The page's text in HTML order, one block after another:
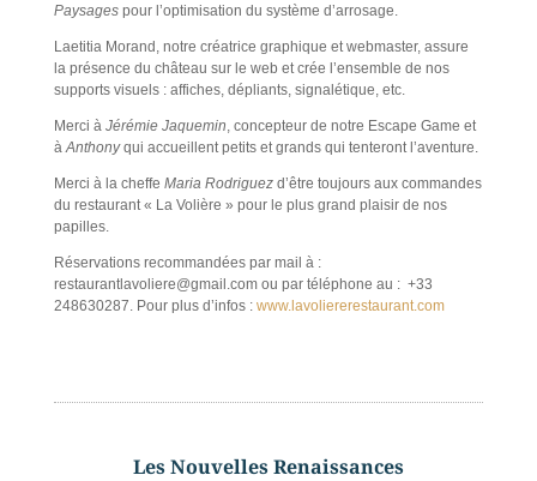
Paysagespour l’optimisation du système d’arrosage.
Laetitia Morand, notre créatrice graphique et webmaster, assure
la présence du château sur le web et crée l’ensemble de nos
supports visuels : affiches, dépliants, signalétique, etc.
Merci à Jérémie Jaquemin , concepteur de notre Escape Game et
à Anthonyqui accueillent petits et grands qui tenteront l’aventure.
Merci à la cheffe Maria Rodriguezd’être toujours aux commandes
du restaurant « La Volière » pour le plus grand plaisir de nos
papilles.
Réservations recommandées par mail à :
restaurantlavoliere@gmail.com ou par téléphone au : +33
248630287. Pour plus d’infos : www.lavoliererestaurant.com
Les Nouvelles Renaissances